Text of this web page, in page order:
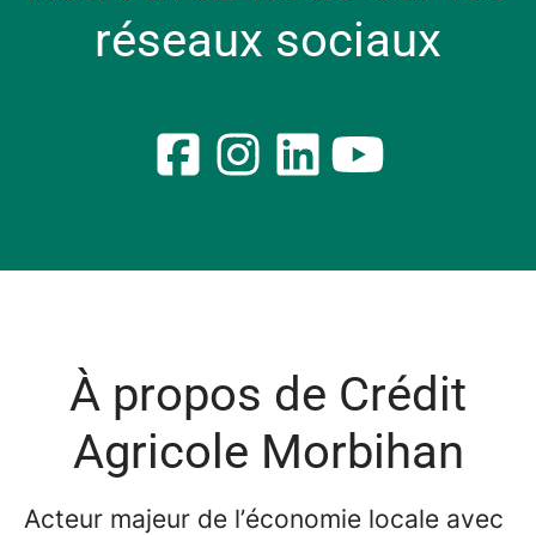
réseaux sociaux
À propos de Crédit
Agricole Morbihan
Acteur majeur de l’économie locale avec